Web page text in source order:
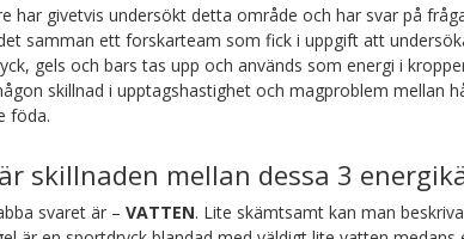
har givetvis undersökt detta område och har svar på
samman ett forskarteam som fick i uppgift att
gels och bars tas upp och används som energi i
skillnad i upptagshastighet och magproblem mellan
föda.
skillnaden mellan dessa 3
svaret är –VATTEN. Lite skämtsamt kan man